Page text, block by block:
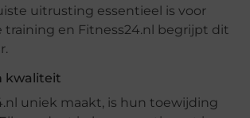
uitrusting essentieel is voor
training en Fitness24.nl begrijpt dit
kwaliteit
uniek maakt, is hun toewijding